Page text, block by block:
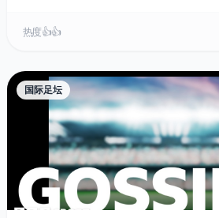
然一新。戴维斯现有合同还剩最后
热度 👍👍
国际足坛